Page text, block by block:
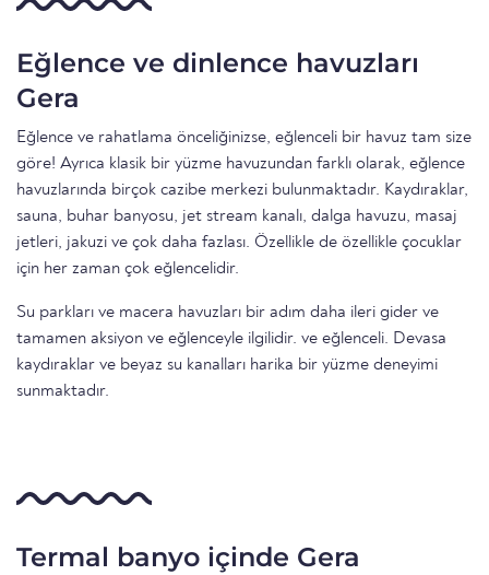
Eğlence ve dinlence havuzları
Gera
Eğlence ve rahatlama önceliğinizse, eğlenceli bir havuz tam size
göre! Ayrıca klasik bir yüzme havuzundan farklı olarak, eğlence
havuzlarında birçok cazibe merkezi bulunmaktadır. Kaydıraklar,
sauna, buhar banyosu, jet stream kanalı, dalga havuzu, masaj
jetleri, jakuzi ve çok daha fazlası. Özellikle de özellikle çocuklar
için her zaman çok eğlencelidir.
Su parkları ve macera havuzları bir adım daha ileri gider ve
tamamen aksiyon ve eğlenceyle ilgilidir. ve eğlenceli. Devasa
kaydıraklar ve beyaz su kanalları harika bir yüzme deneyimi
sunmaktadır.
Termal banyo içinde Gera